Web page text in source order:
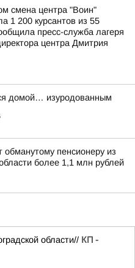
смена центра "Воин"
1 200 курсантов из 55
пресс-служба лагеря
центра Дмитрия
домой… изуродованным
обманутому пенсионеру из
более 1,1 млн рублей
области// КП -